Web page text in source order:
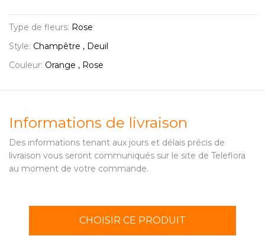
Type de fleurs: Rose
Style: Champêtre , Deuil
Couleur: Orange , Rose
Informations de livraison
Des informations tenant aux jours et délais précis de
livraison vous seront communiqués sur le site de Teleflora
au moment de votre commande.
CHOISIR CE PRODUIT